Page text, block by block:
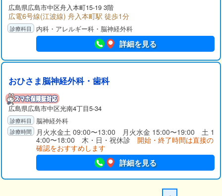
広島県広島市中区舟入本町15-19 3階
広電6号線(江波線) 舟入本町駅 徒歩1分
内科・アレルギー科・脳神経外科
詳細を見る
おひさま脳神経外科・歯科
広島県広島市中区光南4丁目5-34
脳神経外科
月火水金土 09:00〜13:00 月火水金 15:00〜19:00 土 1
4:00〜18:00 木・日・祝休診 開始・終了時間は直接の
確認をおすすめします
詳細を見る